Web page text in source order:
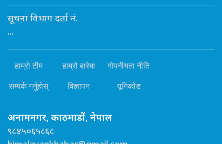
सूचना विभाग दर्ता नं.
...
हाम्रो टीम हाम्रो बारेमा गोपनीयता नीति
सम्पर्क गर्नुहोस् विज्ञापन यूनिकोड
अनामनगर, काठमाडौं, नेपाल
९८४५०६५८६८